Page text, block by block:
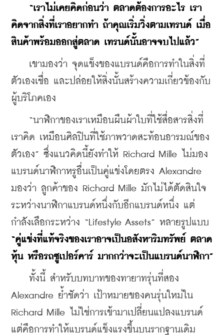
“เราไม่เคยคิดก่อนว่า ตลาดต้องการอะไร เรา
คิดจากสิ่งที่เราอยากทำ ถ้าคุณเริ่มวิ่งตามเทรนด์ เมื่อ
สินค้าพร้อมออกสู่ตลาด เทรนด์นั้นอาจจบไปแล้ว”
เขามองว่า จุดแข็งของแบรนด์คือการทำในสิ่งที่
ตัวเองเชื่อ และปล่อยให้สิ่งนั้นสร้างความเกี่ยวข้องกับ
ผู้บริโภคเอง
“นาฬิกาของเราเหมือนผืนผ้าใบที่ใช้สื่อสารสิ่งที่
เราคิด เหมือนศิลปินที่ใช้ภาพวาดสะท้อนอารมณ์ของ
ตัวเอง” ซึ่งแนวคิดนี้ยังทำให้ Richard Mille ไม่มอง
แบรนด์นาฬิกาหรูอื่นเป็นคู่แข่งโดยตรง Alexandre
มองว่า ลูกค้าของ Richard Mille มักไม่ได้ตัดสินใจ
ระหว่างนาฬิกาแบรนด์หนึ่งกับอีกแบรนด์หนึ่ง แต่
“คู่แข่งที่แท้จริงของเราอาจเป็นอสังหาริมทรัพย์ ตลาด
หุ้น หรือรถซูเปอร์คาร์ มากกว่าจะเป็นแบรนด์นาฬิกา”
ทั้งนี้ สำหรับบทบาทของทายาทรุ่นที่สอง
Alexandre ย้ำชัดว่า เป้าหมายของคนรุ่นใหม่ใน
Richard Mille ไม่ใช่การเข้ามาเปลี่ยนแปลงแบรนด์
แต่คือการทำให้แบรนด์แข็งแรงขึ้นบนรากฐานเดิม